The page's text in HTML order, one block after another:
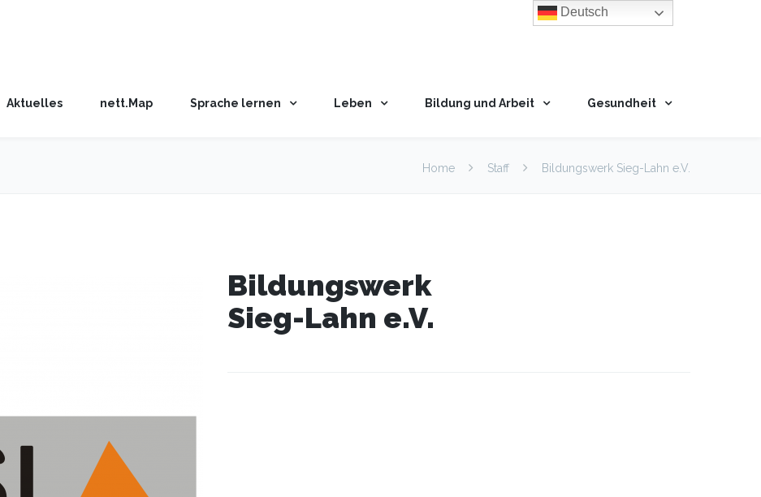
Aktuelles nett.Map Sprache lernen Leben Bildung und Arbeit Gesundheit
Home Staff Bildungswerk Sieg-Lahn e.V.
Bildungswerk
Sieg-Lahn e.V.
Deutsch